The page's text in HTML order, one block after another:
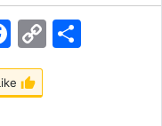
Copy
Link
اشتراک